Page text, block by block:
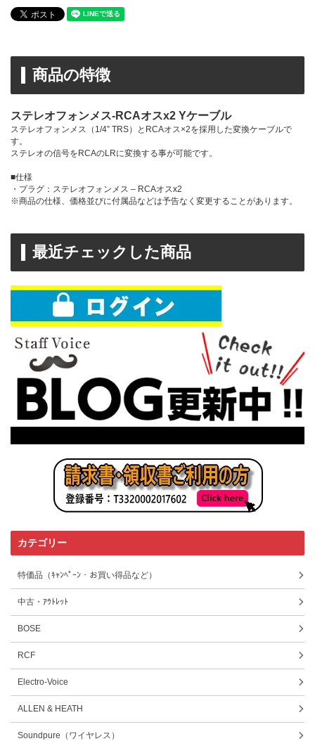
商品の特徴
ステレオフォンメス-RCAオスx2 Yケーブル
ステレオフォンメス（1/4” TRS）とRCAオス×2を採用した変換ケーブルで
す。
ステレオの信号をRCAのLRに変換する事が可能です。
■仕様
・プラグ：ステレオフォンメス – RCAオスx2
※商品の仕様、価格並びに付属品などは予告なく変更することがあります。
最近チェックした商品
カテゴリー
特価品（ｷｬﾝﾍﾟｰﾝ・お買い得品など）
中古・ｱｳﾄﾚｯﾄ
BOSE
RCF
Electro-Voice
ALLEN & HEATH
Soundpure（ワイヤレス）